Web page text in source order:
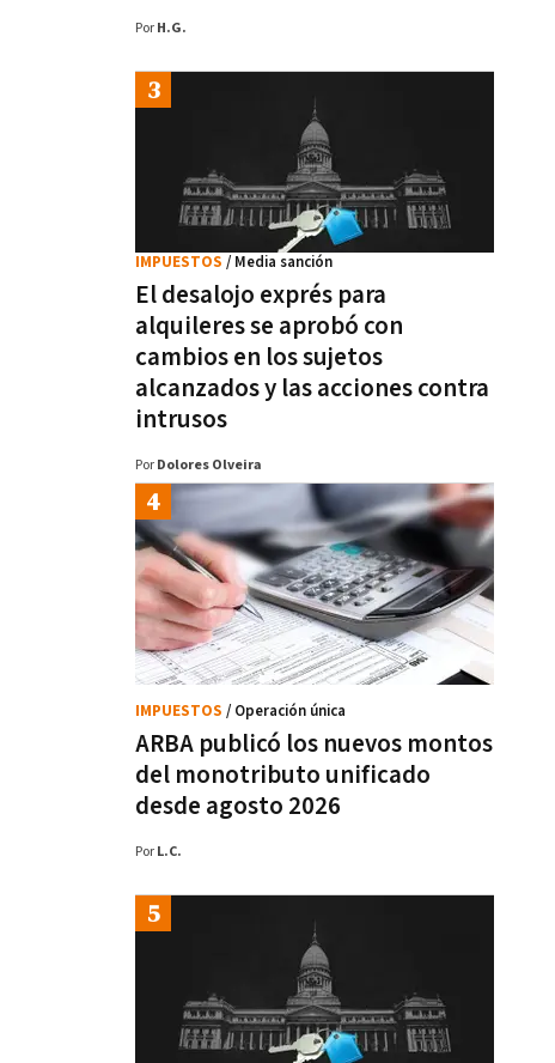
Por H.G.
El desalojo exprés para
alquileres se aprobó con
cambios en los sujetos
alcanzados y las acciones contra
intrusos
IMPUESTOS / Media sanción
Por Dolores Olveira
ARBA publicó los nuevos montos
del monotributo unificado
desde agosto 2026
IMPUESTOS / Operación única
Por L.C.